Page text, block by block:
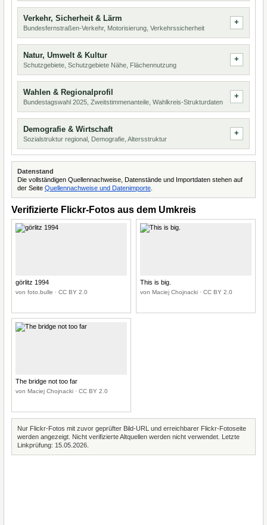
Verkehr, Sicherheit & Lärm
Bundesfernstraßen-Verkehr, Motorisierung, Verkehrssicherheit
Natur, Umwelt & Kultur
Schutzgebiete, Schutzgebiete Nähe, Flächennutzung
Wahlen & Regionalprofil
Bundestagswahl 2025, Zweitstimmenanteile, Wahlkreis-Strukturdaten
Demografie & Wirtschaft
Sozialstruktur regional, Demografie, Altersstruktur
Datenstand
Die vollständigen Quellennachweise, Datenstände und Importdaten stehen auf
der Seite Quellennachweise und Datenimporte
Verifizierte Flickr-Fotos aus dem Umkreis
görlitz 1994
von foto.bulle · CC BY 2.0
This is big.
von Maciej Chojnacki · CC BY 2.0
The bridge not too far
von Maciej Chojnacki · CC BY 2.0
Nur Flickr-Fotos mit zuvor geprüfter Bild-URL und erreichbarer Flickr-Fotoseite
werden angezeigt. Nicht verifizierte Altquellen werden nicht verwendet. Letzte
Linkprüfung: 15.05.2026.